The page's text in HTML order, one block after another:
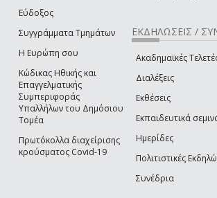
Εύδοξος
Συγγράμματα Τμημάτων
Η Ευρώπη σου
Κώδικας Ηθικής και
Επαγγελματικής
Συμπεριφοράς
Υπαλλήλων του Δημόσιου
Τομέα
Πρωτόκολλα διαχείρισης
κρούσματος Covid-19
ΕΚΔΗΛΩΣΕΙΣ /
Ακαδημαϊκές
Διαλέξεις
Εκθέσεις
Εκπαιδευτικά
Ημερίδες
Πολιτιστικές
Συνέδρια